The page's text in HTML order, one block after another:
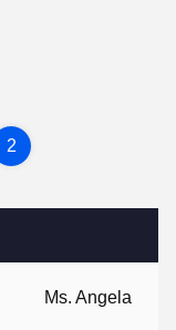
Ms. Angela
2